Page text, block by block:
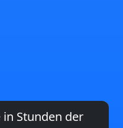
Stunden der